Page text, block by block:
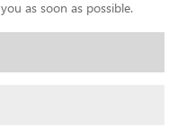
as soon as possible.